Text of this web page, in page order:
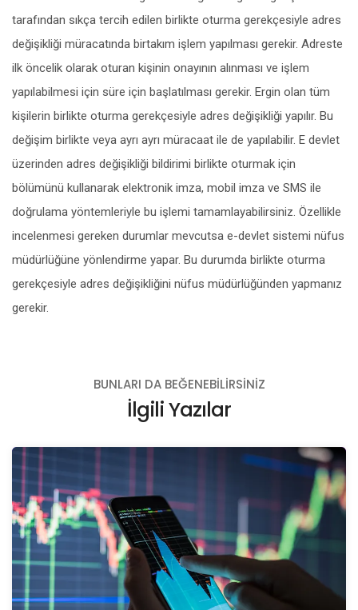
tarafından sıkça tercih edilen birlikte oturma gerekçesiyle adres
değişikliği müracatında birtakım işlem yapılması gerekir. Adreste
ilk öncelik olarak oturan kişinin onayının alınması ve işlem
yapılabilmesi için süre için başlatılması gerekir. Ergin olan tüm
kişilerin birlikte oturma gerekçesiyle adres değişikliği yapılır. Bu
değişim birlikte veya ayrı ayrı müracaat ile de yapılabilir. E devlet
üzerinden adres değişikliği bildirimi birlikte oturmak için
bölümünü kullanarak elektronik imza, mobil imza ve SMS ile
doğrulama yöntemleriyle bu işlemi tamamlayabilirsiniz. Özellikle
incelenmesi gereken durumlar mevcutsa e-devlet sistemi nüfus
müdürlüğüne yönlendirme yapar. Bu durumda birlikte oturma
gerekçesiyle adres değişikliğini nüfus müdürlüğünden yapmanız
gerekir.
BUNLARI DA BEĞENEBILIRSINIZ
İlgili Yazılar